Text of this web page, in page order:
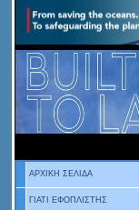
ΑΡΧΙΚΗ ΣΕΛΙΔΑ
ΓΙΑΤΙ ΕΦΟΠΛΙΣΤΗΣ